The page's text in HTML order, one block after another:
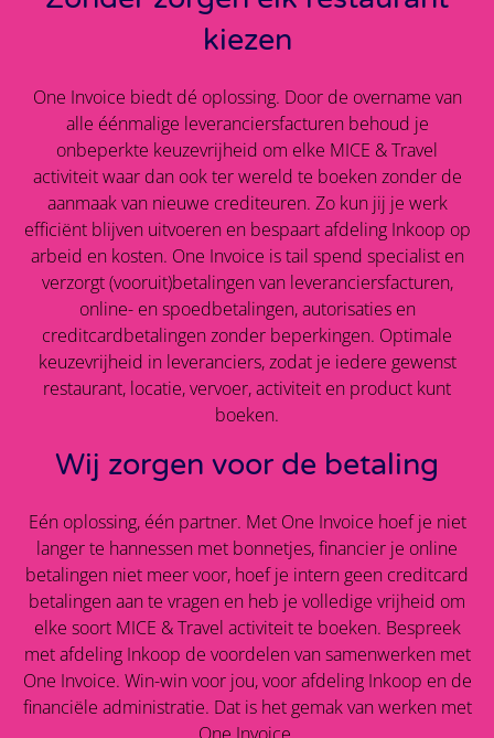
kiezen
One Invoice biedt dé oplossing. Door de overname van
alle éénmalige leveranciersfacturen behoud je
onbeperkte keuzevrijheid om elke MICE & Travel
activiteit waar dan ook ter wereld te boeken zonder de
aanmaak van nieuwe crediteuren. Zo kun jij je werk
efficiënt blijven uitvoeren en bespaart afdeling Inkoop op
arbeid en kosten. One Invoice is tail spend specialist en
verzorgt (vooruit)betalingen van leveranciersfacturen,
online- en spoedbetalingen, autorisaties en
creditcardbetalingen zonder beperkingen. Optimale
keuzevrijheid in leveranciers, zodat je iedere gewenst
restaurant, locatie, vervoer, activiteit en product kunt
boeken.
Wij zorgen voor de betaling
Eén oplossing, één partner. Met One Invoice hoef je niet
langer te hannessen met bonnetjes, financier je online
betalingen niet meer voor, hoef je intern geen creditcard
betalingen aan te vragen en heb je volledige vrijheid om
elke soort MICE & Travel activiteit te boeken. Bespreek
met afdeling Inkoop de voordelen van samenwerken met
One Invoice. Win-win voor jou, voor afdeling Inkoop en de
financiële administratie. Dat is het gemak van werken met